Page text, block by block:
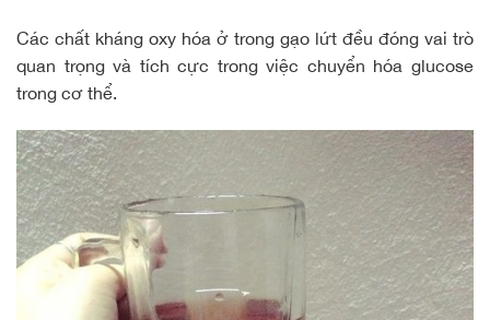
Các chất kháng oxy hóa ở trong gạo lứt đều đóng vai trò
quan trọng và tích cực trong việc chuyển hóa glucose
trong cơ thể.